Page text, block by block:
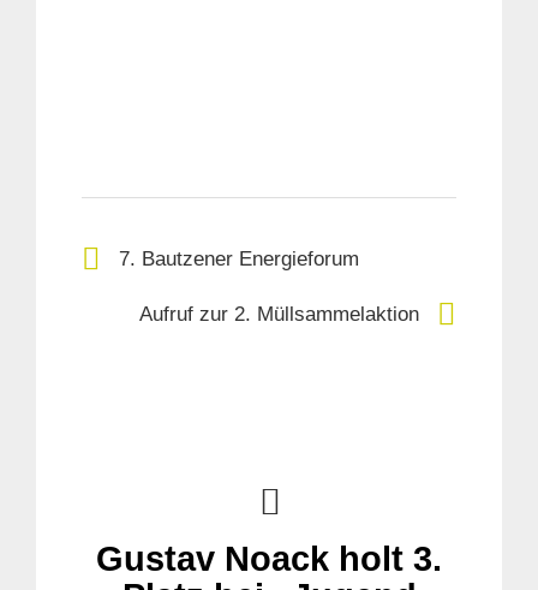
7. Bautzener Energieforum
Aufruf zur 2. Müllsammelaktion
Gustav Noack holt 3.